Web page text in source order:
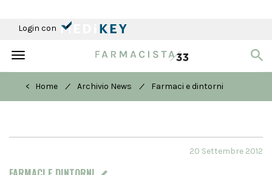
Login con
Toggle
< Home
/ Archivio News / Farmaci e dintorni
20 Settembre 2012